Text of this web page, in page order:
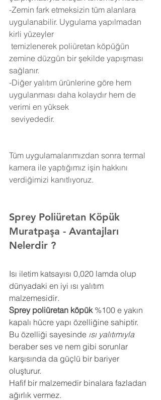
-Zemin fark etmeksizin tüm alanlara
uygulanabilir. Uygulama yapılmadan
kirli yüzeyler
zemine düzgün bir şekilde yapışması
sağlanır.
-Diğer yalıtım ürünlerine göre hem
uygulanması daha kolaydır hem de
verimi en yüksek
seviyededir.
Tüm uygulamalarımızdan sonra termal
kamera ile yaptığımız işin hakkını
verdiğimizi kanıtlıyoruz.
Sprey Poliüretan Köpük
Muratpaşa - Avantajları
Nelerdir ?
Isı iletim katsayısı 0,020 lamda olup
dünyadaki en iyi ısı yalıtım
malzemesidir.
Sprey poliüretan köpük %100 e yakın
kapalı hücre yapı özelliğine sahiptir.
Bu özelliği sayesinde ısı yalıtımıyla
beraber ses ve nem gibi sorunlar
karşısında da güçlü bir bariyer
oluşturur.
Hafif bir malzemedir binalara fazladan
ağırlık vermez.